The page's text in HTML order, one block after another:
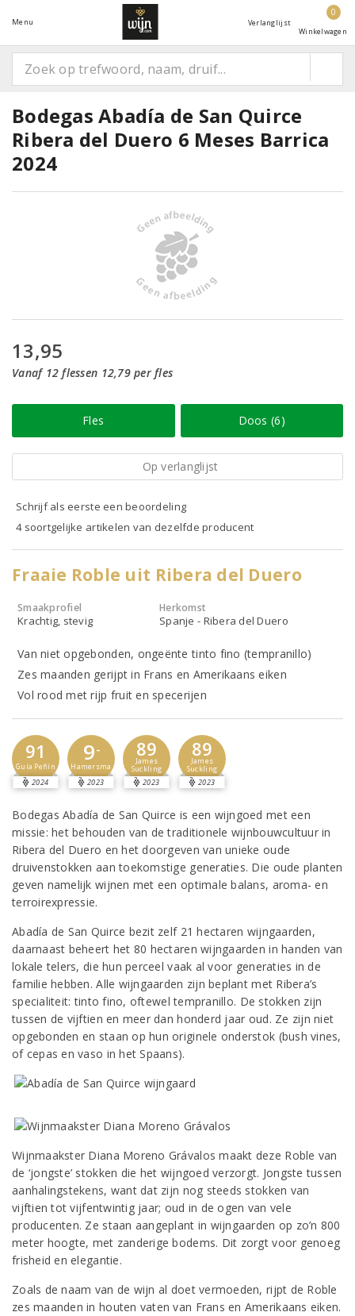
Menu Verlanglijst
0
Winkelwagen
Bodegas Abadía de San Quirce
Ribera del Duero 6 Meses Barrica
2024
13,95
Vanaf 12 flessen 12,79 per fles
Fles Doos (6)
Op verlanglijst
Schrijf als eerste een beoordeling
4 soortgelijke artikelen van dezelfde producent
Fraaie Roble uit Ribera del Duero
Smaakprofiel
Krachtig, stevig
Herkomst
Spanje - Ribera del Duero
Van niet opgebonden, ongeënte tinto fino (tempranillo)
Zes maanden gerijpt in Frans en Amerikaans eiken
Vol rood met rijp fruit en specerijen
91
Guía Peñín
2024
9-
Hamersma
2023
89
James
Suckling
2023
89
James
Suckling
2023
Bodegas Abadía de San Quirce is een wijngoed met een
missie: het behouden van de traditionele wijnbouwcultuur in
Ribera del Duero en het doorgeven van unieke oude
druivenstokken aan toekomstige generaties. Die oude planten
geven namelijk wijnen met een optimale balans, aroma- en
terroirexpressie.
Abadía de San Quirce bezit zelf 21 hectaren wijngaarden,
daarnaast beheert het 80 hectaren wijngaarden in handen van
lokale telers, die hun perceel vaak al voor generaties in de
familie hebben. Alle wijngaarden zijn beplant met Ribera’s
specialiteit: tinto fino, oftewel tempranillo. De stokken zijn
tussen de vijftien en meer dan honderd jaar oud. Ze zijn niet
opgebonden en staan op hun originele onderstok (bush vines,
of cepas en vaso in het Spaans).
Wijnmaakster Diana Moreno Grávalos maakt deze Roble van
de ‘jongste’ stokken die het wijngoed verzorgt. Jongste tussen
aanhalingstekens, want dat zijn nog steeds stokken van
vijftien tot vijfentwintig jaar; oud in de ogen van vele
producenten. Ze staan aangeplant in wijngaarden op zo’n 800
meter hoogte, met zanderige bodems. Dit zorgt voor genoeg
frisheid en elegantie.
Zoals de naam van de wijn al doet vermoeden, rijpt de Roble
zes maanden in houten vaten van Frans en Amerikaans eiken.